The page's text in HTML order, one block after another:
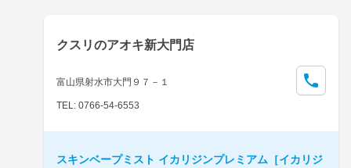
クスリのアオキ新大門店
富山県射水市大門９７－１
TEL: 0766-54-6553
スキンベープミスト イカリジンプレミアム［イカリジ